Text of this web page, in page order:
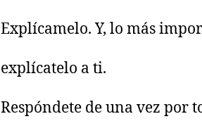
Explícamelo. Y, lo más
explícatelo a ti.
Respóndete de una vez por